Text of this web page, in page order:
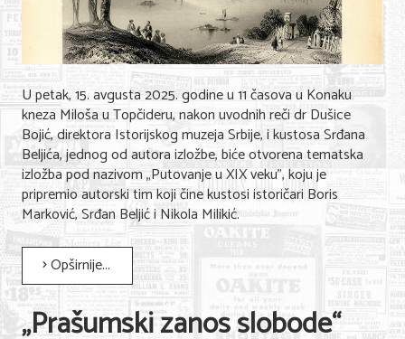
U petak, 15. avgusta 2025. godine u 11 časova u Konaku
kneza Miloša u Topčideru, nakon uvodnih reči dr Dušice
Bojić, direktora Istorijskog muzeja Srbije, i kustosa Srđana
Beljića, jednog od autora izložbe, biće otvorena tematska
izložba pod nazivom „Putovanje u XIX veku”, koju je
pripremio autorski tim koji čine kustosi istoričari Boris
Marković, Srđan Beljić i Nikola Milikić.
Opširnije...
„Prašumski zanos slobode“